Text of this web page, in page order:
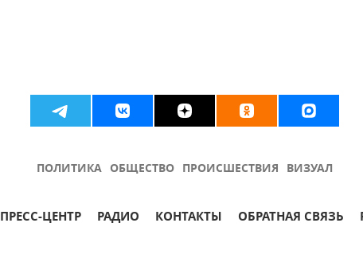
ПОЛИТИКА ОБЩЕСТВО ПРОИСШЕСТВИЯ ВИЗУАЛ
ПРЕСС-ЦЕНТР РАДИО КОНТАКТЫ ОБРАТНАЯ СВЯЗЬ